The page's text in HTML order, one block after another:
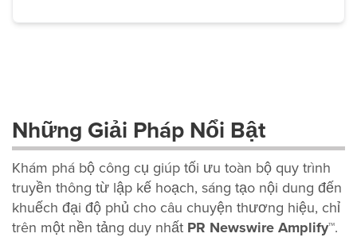
Những Giải Pháp Nổi Bật
Khám phá bộ công cụ giúp tối ưu toàn bộ quy trình
truyền thông từ lập kế hoạch, sáng tạo nội dung đến
khuếch đại độ phủ cho câu chuyện thương hiệu, chỉ
trên một nền tảng duy nhất PR Newswire Amplify™.